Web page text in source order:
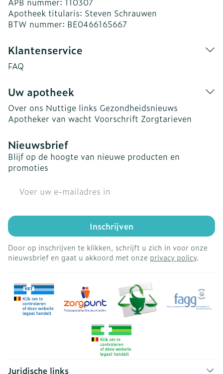
Apotheek titularis: Steven Schrauwen
BTW nummer: BE0466165667
Klantenservice
FAQ
Uw apotheek
Over ons Nuttige links Gezondheidsnieuws
Apotheker van wacht Voorschrift Zorgtarieven
Nieuwsbrief
Blijf op de hoogte van nieuwe producten en
promoties
Inschrijven
Door op inschrijven te klikken, schrijft u zich in voor onze
nieuwsbrief en gaat u akkoord met onze privacy policy.
Juridische links